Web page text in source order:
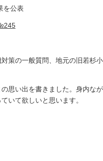
を公表
策の一般質問、地元の旧若杉
思い出を書きました。身内な
いて欲しいと思います。